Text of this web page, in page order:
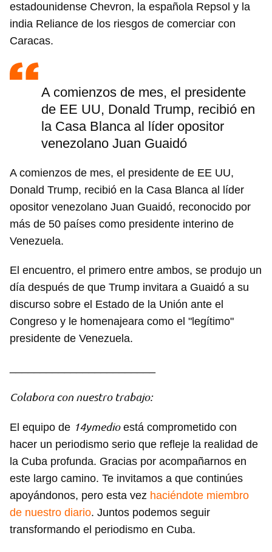
estadounidense Chevron, la española Repsol y la
india Reliance de los riesgos de comerciar con
Caracas.
A comienzos de mes, el presidente
de EE UU, Donald Trump, recibió en
la Casa Blanca al líder opositor
venezolano Juan Guaidó
A comienzos de mes, el presidente de EE UU,
Donald Trump, recibió en la Casa Blanca al líder
opositor venezolano Juan Guaidó, reconocido por
más de 50 países como presidente interino de
Venezuela.
El encuentro, el primero entre ambos, se produjo un
día después de que Trump invitara a Guaidó a su
discurso sobre el Estado de la Unión ante el
Congreso y le homenajeara como el "legítimo"
presidente de Venezuela.
Colabora con nuestro trabajo:
El equipo de 14ymedioestá comprometido con
hacer un periodismo serio que refleje la realidad de
la Cuba profunda. Gracias por acompañarnos en
este largo camino. Te invitamos a que continúes
apoyándonos, pero esta vez haciéndote miembro
de nuestro diario. Juntos podemos seguir
transformando el periodismo en Cuba.